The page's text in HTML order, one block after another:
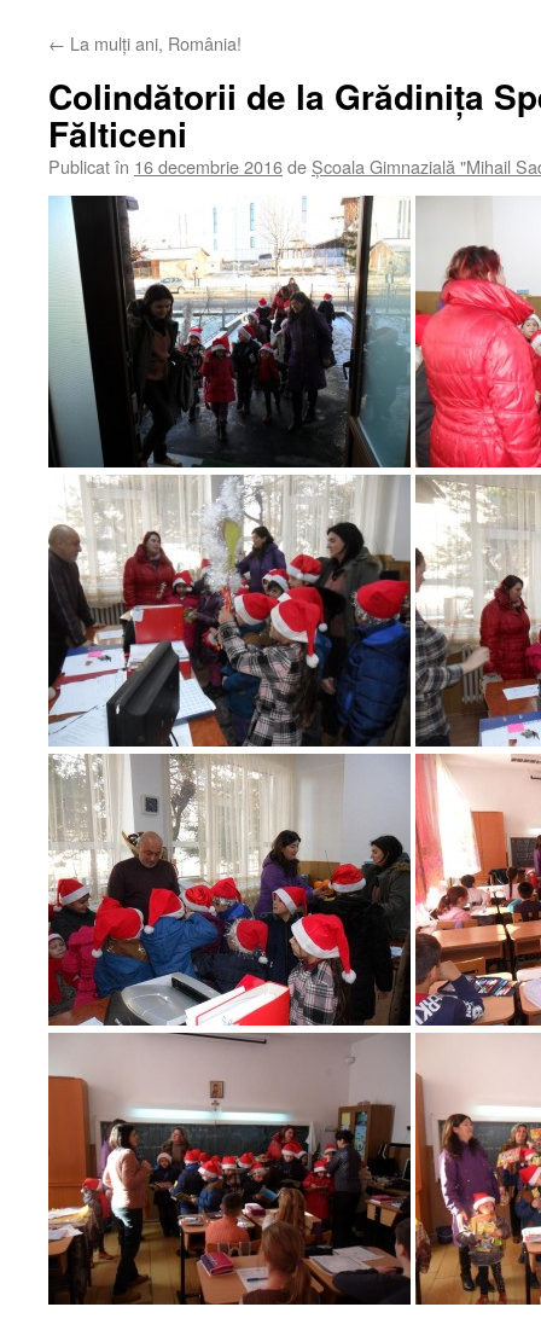
← La mulți ani, România!
Colindătorii de la Grădinița
Fălticeni
Publicat în 16 decembrie 2016de Școala Gimnazială "Mihail